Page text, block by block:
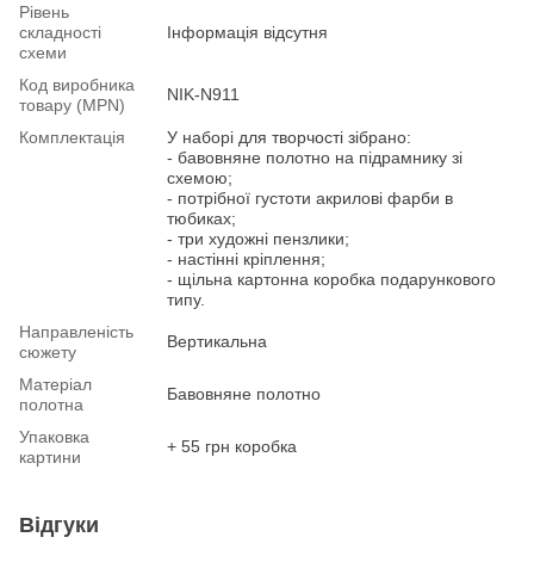
Рівень
складності
схеми
Інформація відсутня
Код виробника
товару (MPN)
NIK-N911
Комплектація
У наборі для творчості зібрано:
- бавовняне полотно на підрамнику зі
схемою;
- потрібної густоти акрилові фарби в
тюбиках;
- три художні пензлики;
- настінні кріплення;
- щільна картонна коробка подарункового
типу.
Направленість
сюжету
Вертикальна
Матеріал
полотна
Бавовняне полотно
Упаковка
картини
+ 55 грн коробка
Відгуки